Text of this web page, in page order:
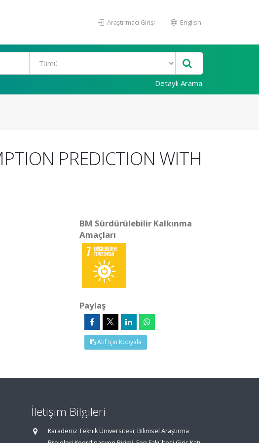
Araştırmacı Girişi English
Detaylı Arama
PREDICTION WITH
BM Sürdürülebilir Kalkınma
Amaçları
Paylaş
Atıf İçin Kopyala
İletişim Bilgileri
Karadeniz Teknik Üniversitesi, Bilimsel Araştırma